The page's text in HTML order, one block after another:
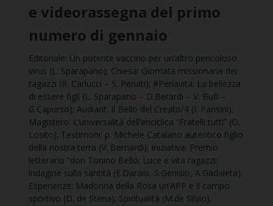
e videorassegna del primo
numero di gennaio
Editoriale: Un potente vaccino per un’altro pericoloso
virus (L. Sparapano); Chiesa: Giornata missionaria dei
ragazzi (R. Carlucci – S. Penati); #Perlavita: La bellezza
di essere figli (L. Sparapano – D.Berardi – V. Bufi –
G.Capurso); Audiant: Il Bello del Creato/4 (I. Pansini);
Magistero: L’universalità dell’enciclica “Fratelli tutti” (O.
Losito); Testimoni: p. Michele Catalano autentico figlio
della nostra terra (V. Bernardi); Iniziativa: Premio
letterario “don Tonino Bello; Luce e vita ragazzi:
indagine sulla santità (E.Daraio, S.Genisio, A.Gadaleta);
Esperienze: Madonna della Rosa un’APP e il campo
sportivo (D. de Stena); Spiritualità (M.de Silvio).